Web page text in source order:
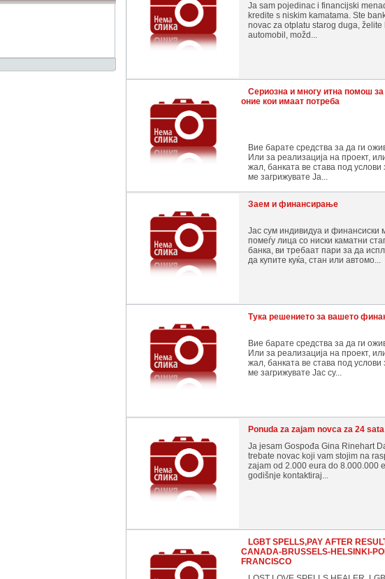
Ja sam pojedinac i financijski
kredite s niskim kamatama. Ste
novac za otplatu starog duga, želite
automobil, možd...
Сериозна и многу итна помош
оние кои имаат потреба
Вие барате средства за да ги
Или за реализација на проект,
жал, банката ве става под
ме загрижувате Ја...
Заем и финансирање
Јас сум индивидуа и финансиски
помеѓу лица со ниски каматни
банка, ви требаат пари за да
да купите куќа, стан или автомо...
Тука решението за вашето
Вие барате средства за да ги
Или за реализација на проект,
жал, банката ве става под
ме загрижувате Јас су...
Ponuda za zajam novca za 24 sata
Ja jesam Gospođa Gina Rinehart
trebate novac koji vam stojim na
zajam od 2.000 eura do 8.000.000
godišnje kontaktiraj...
LGBT SPELLS,PAY AFTER
CANADA-BRUSSELS-HELSINKI-
FRANCISCO